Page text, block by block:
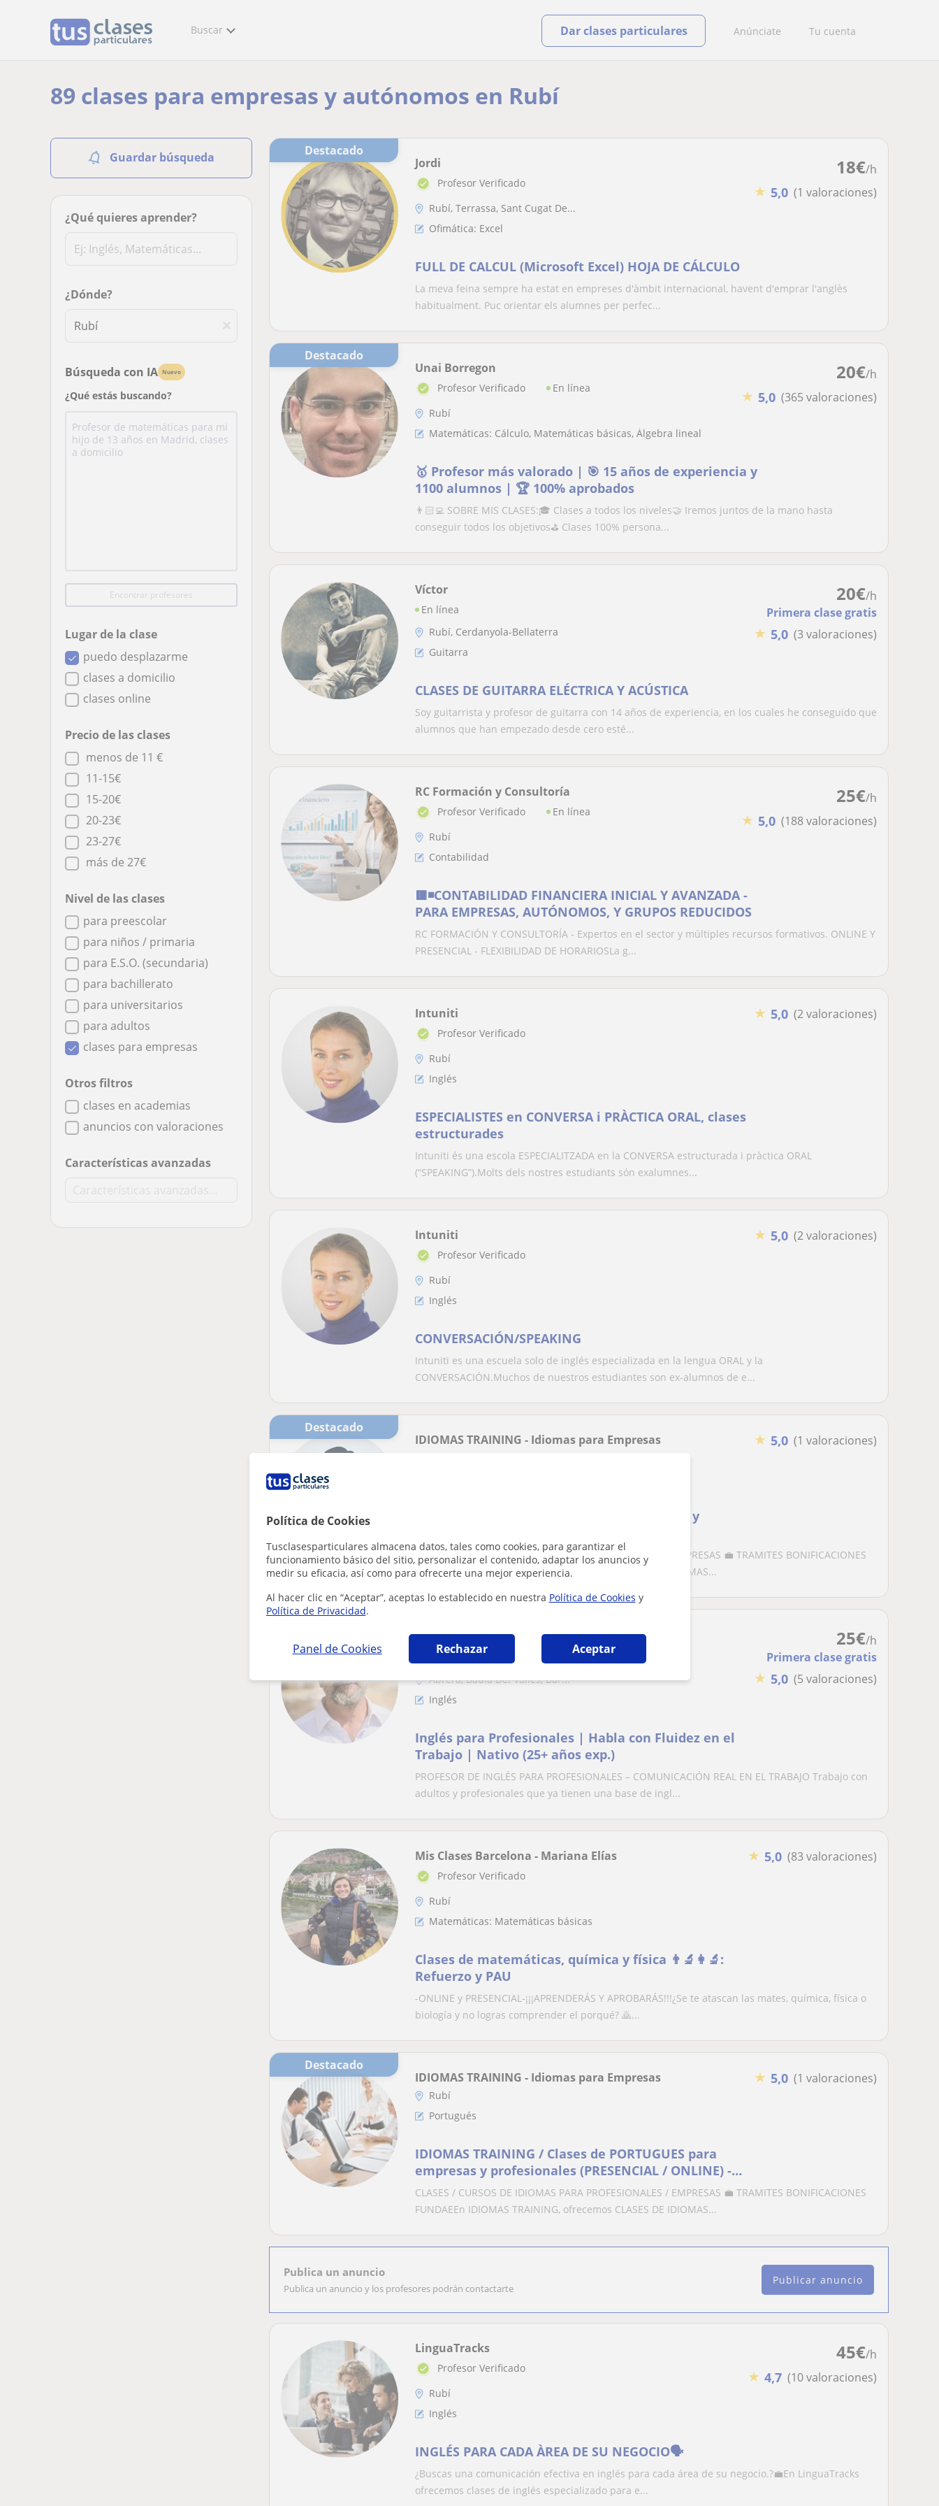
Política de Cookies
Tusclasesparticulares almacena datos, tales como cookies, para garantizar el
funcionamiento básico del sitio, personalizar el contenido, adaptar los anuncios y
medir su eficacia, así como para ofrecerte una mejor experiencia.
Al hacer clic en “Aceptar”, aceptas lo establecido en nuestra Política de Cookies y
Política de Privacidad.
Panel de Cookies Rechazar Aceptar
Buscar Anúnciate Tu cuenta
Dar clases particulares
89 clases para empresas y autónomos en Rubí
Guardar búsqueda
¿Qué quieres aprender?
¿Dónde?
Búsqueda con IA Nuevo
¿Qué estás buscando?
Encontrar profesores
Lugar de la clase
puedo desplazarme
clases a domicilio
clases online
Precio de las clases
menos de 11 €
11-15€
15-20€
20-23€
23-27€
más de 27€
Nivel de las clases
para preescolar
para niños / primaria
para E.S.O. (secundaria)
para bachillerato
para universitarios
para adultos
clases para empresas
Otros filtros
clases en academias
anuncios con valoraciones
Características avanzadas
Destacado
18€/h
★ 5,0 (1 valoraciones)
Jordi
Profesor Verificado
Rubí, Terrassa, Sant Cugat De...
Ofimática: Excel
FULL DE CALCUL (Microsoft Excel) HOJA DE CÁLCULO
La meva feina sempre ha estat en empreses d'àmbit internacional, havent d'emprar l'anglès
habitualment. Puc orientar els alumnes per perfec...
Destacado
20€/h
★ 5,0 (365 valoraciones)
Unai Borregon
Profesor Verificado
En línea
Rubí
Matemáticas: Cálculo, Matemáticas básicas, Álgebra lineal
🥇 Profesor más valorado | 🎯 15 años de experiencia y
1100 alumnos | 🏆 100% aprobados
👨🏻‍💻 SOBRE MIS CLASES:🎓 Clases a todos los niveles🤝 Iremos juntos de la mano hasta
conseguir todos los objetivos⛳️ Clases 100% persona...
20€/h
Primera clase gratis
★ 5,0 (3 valoraciones)
Víctor
En línea
Rubí, Cerdanyola-Bellaterra
Guitarra
CLASES DE GUITARRA ELÉCTRICA Y ACÚSTICA
Soy guitarrista y profesor de guitarra con 14 años de experiencia, en los cuales he conseguido que
alumnos que han empezado desde cero esté...
25€/h
★ 5,0 (188 valoraciones)
RC Formación y Consultoría
Profesor Verificado
En línea
Rubí
Contabilidad
🟥◾️CONTABILIDAD FINANCIERA INICIAL Y AVANZADA -
PARA EMPRESAS, AUTÓNOMOS, Y GRUPOS REDUCIDOS
RC FORMACIÓN Y CONSULTORÍA - Expertos en el sector y múltiples recursos formativos. ONLINE Y
PRESENCIAL - FLEXIBILIDAD DE HORARIOSLa g...
★ 5,0 (2 valoraciones)
Intuniti
Profesor Verificado
Rubí
Inglés
ESPECIALISTES en CONVERSA i PRÀCTICA ORAL, clases
estructurades
Intuniti és una escola ESPECIALITZADA en la CONVERSA estructurada i pràctica ORAL
(“SPEAKING”).Molts dels nostres estudiants són exalumnes...
★ 5,0 (2 valoraciones)
Intuniti
Profesor Verificado
Rubí
Inglés
CONVERSACIÓN/SPEAKING
Intuniti es una escuela solo de inglés especializada en la lengua ORAL y la
CONVERSACIÓN.Muchos de nuestros estudiantes son ex-alumnos de e...
Destacado
★ 5,0 (1 valoraciones)
IDIOMAS TRAINING - Idiomas para Empresas
IDIOMAS TRAINING / INGLES para empresas y
CLASES / CURSOS DE IDIOMAS PARA PROFESIONALES / EMPRESAS 💼 TRAMITES BONIFICACIONES
FUNDAEEn IDIOMAS TRAINING, ofrecemos CLASES DE IDIOMAS...
25€/h
Primera clase gratis
★ 5,0 (5 valoraciones)
Allan
Profesor Verificado
Abrera, Badia Del Vallès, Bar...
Inglés
Inglés para Profesionales | Habla con Fluidez en el
Trabajo | Nativo (25+ años exp.)
PROFESOR DE INGLÉS PARA PROFESIONALES – COMUNICACIÓN REAL EN EL TRABAJO Trabajo con
adultos y profesionales que ya tienen una base de ingl...
★ 5,0 (83 valoraciones)
Mis Clases Barcelona - Mariana Elías
Profesor Verificado
Rubí
Matemáticas: Matemáticas básicas
Clases de matemáticas, química y física 👨‍🔬​👩‍🔬​:
Refuerzo y PAU
-ONLINE y PRESENCIAL-¡¡¡APRENDERÁS Y APROBARÁS!!!¿Se te atascan las mates, química, física o
biología y no logras comprender el porqué? ​🙇...
Destacado
★ 5,0 (1 valoraciones)
IDIOMAS TRAINING - Idiomas para Empresas
Rubí
Portugués
IDIOMAS TRAINING / Clases de PORTUGUES para
empresas y profesionales (PRESENCIAL / ONLINE) -
Provincia de Barcelona
CLASES / CURSOS DE IDIOMAS PARA PROFESIONALES / EMPRESAS 💼 TRAMITES BONIFICACIONES
FUNDAEEn IDIOMAS TRAINING, ofrecemos CLASES DE IDIOMAS...
Publica un anuncio
Publica un anuncio y los profesores podrán contactarte
Publicar anuncio
45€/h
★ 4,7 (10 valoraciones)
LinguaTracks
Profesor Verificado
Rubí
Inglés
INGLÉS PARA CADA ÀREA DE SU NEGOCIO🗣️
¿Buscas una comunicación efectiva en inglés para cada área de su negocio.?💼En LinguaTracks
ofrecemos clases de inglés especializado para e...